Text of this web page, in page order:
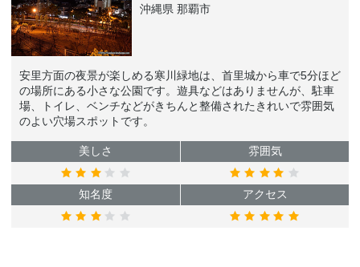
沖縄県 那覇市
安里方面の夜景が楽しめる寒川緑地は、首里城から車で5分ほど
の場所にある小さな公園です。遊具などはありませんが、駐車
場、トイレ、ベンチなどがきちんと整備されたきれいで雰囲気
のよい穴場スポットです。
美しさ 雰囲気
知名度 アクセス